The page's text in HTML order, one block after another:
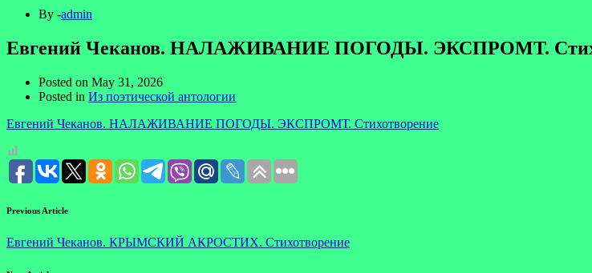
By -admin
Евгений Чеканов. НАЛАЖИВАНИЕ ПОГОДЫ. ЭКСПРОМТ.
Posted on May 31, 2026
Posted in Из поэтической антологии
Евгений Чеканов. НАЛАЖИВАНИЕ ПОГОДЫ. ЭКСПРОМТ. Стихотворение
Previous Article
Евгений Чеканов. КРЫМСКИЙ АКРОСТИХ. Стихотворение